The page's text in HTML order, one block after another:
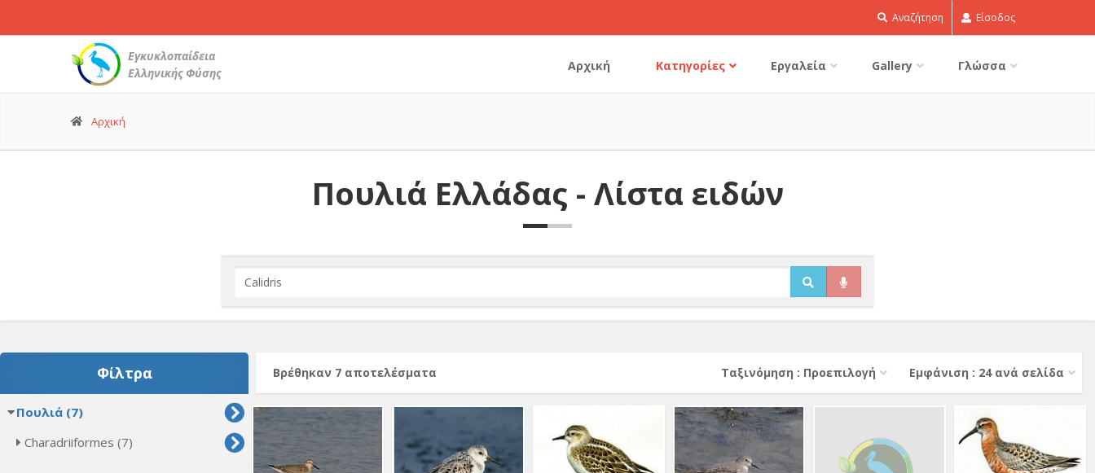
Αναζήτηση Είσοδος
Εγκυκλοπαίδεια
Ελληνικής Φύσης
Αρχική Κατηγορίες Εργαλεία Gallery Γλώσσα
Αρχική
Πουλιά Ελλάδας - Λίστα ειδών
Φίλτρα
Πουλιά (7)
Charadriiformes (7)
Βρέθηκαν 7 αποτελέσματα Εμφάνιση : 24 ανά σελίδα
Тαξινόμηση : Προεπιλογή